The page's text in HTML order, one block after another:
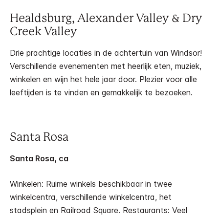
Healdsburg, Alexander Valley & Dry
Creek Valley
Drie prachtige locaties in de achtertuin van Windsor!
Verschillende evenementen met heerlijk eten, muziek,
winkelen en wijn het hele jaar door. Plezier voor alle
leeftijden is te vinden en gemakkelijk te bezoeken.
Santa Rosa
Santa Rosa, ca
Winkelen: Ruime winkels beschikbaar in twee
winkelcentra, verschillende winkelcentra, het
stadsplein en Railroad Square. Restaurants: Veel